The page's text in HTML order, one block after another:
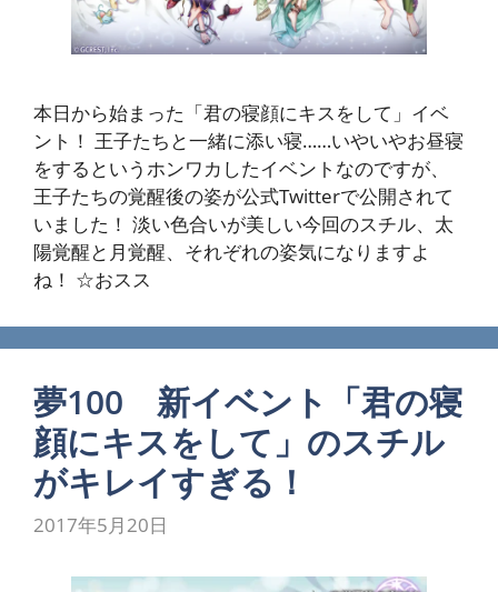
本日から始まった「君の寝顔にキスをして」イベ
ント！ 王子たちと一緒に添い寝……いやいやお昼寝
をするというホンワカしたイベントなのですが、
王子たちの覚醒後の姿が公式Twitterで公開されて
いました！ 淡い色合いが美しい今回のスチル、太
陽覚醒と月覚醒、それぞれの姿気になりますよ
ね！ ☆おスス
夢100 新イベント「君の寝
顔にキスをして」のスチル
がキレイすぎる！
2017年5月20日